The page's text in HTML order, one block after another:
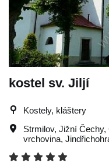
kostel sv. Jiljí
Kostely, kláštery
Strmilov, Jižní Čechy,
vrchovina,